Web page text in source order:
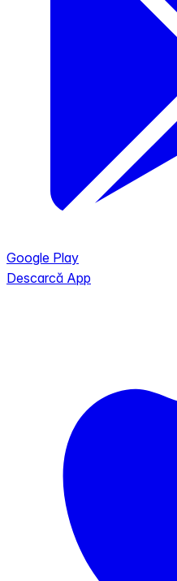
Google Play
Descarcă App